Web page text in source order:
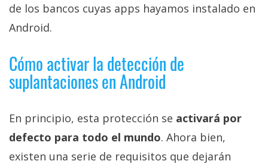
de los bancos cuyas apps hayamos instalado en
Android.
Cómo activar la detección de
suplantaciones en Android
En principio, esta protección se activará por
defecto para todo el mundo. Ahora bien,
existen una serie de requisitos que dejarán